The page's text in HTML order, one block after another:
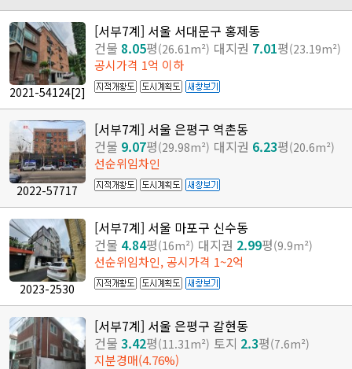
2021-54124[2]
[서부7계] 서울 서대문구 홍제동
건물 8.05평(26.61m²) 대지권 7.01평(23.19m²)
공시가격 1억 이하
2022-57717
[서부7계] 서울 은평구 역촌동
건물 9.07평(29.98m²) 대지권 6.23평(20.6m²)
선순위임차인
2023-2530
[서부7계] 서울 마포구 신수동
건물 4.84평(16m²) 대지권 2.99평(9.9m²)
선순위임차인, 공시가격 1~2억
[서부7계] 서울 은평구 갈현동
건물 3.42평(11.31m²) 토지 2.3평(7.6m²)
지분경매(4.76%)